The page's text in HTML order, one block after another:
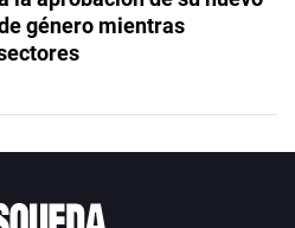
género mientras